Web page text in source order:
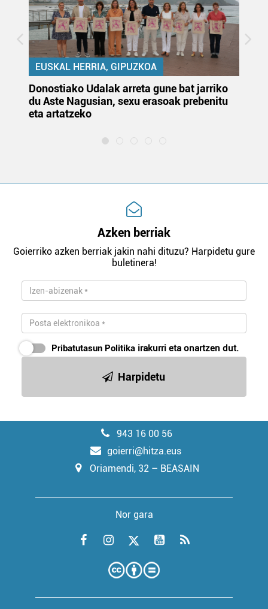
EUSKAL HERRIA, GIPUZKOA
Donostiako Udalak arreta gune bat jarriko
du Aste Nagusian, sexu erasoak prebenitu
eta artatzeko
Azken berriak
Goierriko azken berriak jakin nahi dituzu? Harpidetu gure
buletinera!
Pribatutasun Politika irakurri eta onartzen dut.
Harpidetu
943 16 00 56
goierri@hitza.eus
Oriamendi, 32 – BEASAIN
Nor gara